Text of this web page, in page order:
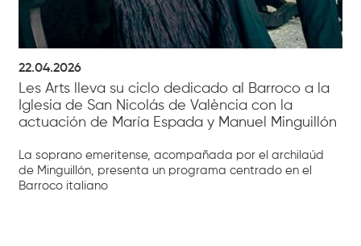
22.04.2026
Les Arts lleva su ciclo dedicado al Barroco a la
Iglesia de San Nicolás de València con la
actuación de María Espada y Manuel Minguillón
La soprano emeritense, acompañada por el archilaúd
de Minguillón, presenta un programa centrado en el
Barroco italiano